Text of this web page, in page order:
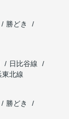
勝どき
日比谷線
東北線
勝どき